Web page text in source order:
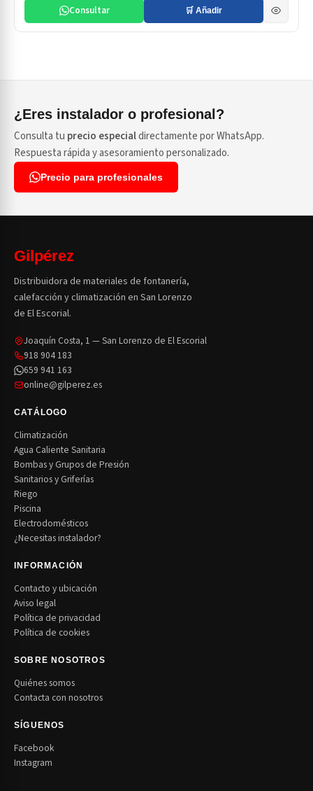
Consultar 🛒 Añadir
¿Eres instalador o profesional?
Consulta tu precio especialdirectamente por WhatsApp.
Respuesta rápida y asesoramiento personalizado.
Precio para profesionales
Gilpérez
Distribuidora de materiales de fontanería,
calefacción y climatización en San Lorenzo
de El Escorial.
Joaquín Costa, 1 — San Lorenzo de El Escorial
918 904 183
659 941 163
online@gilperez.es
CATÁLOGO
Climatización
Agua Caliente Sanitaria
Bombas y Grupos de Presión
Sanitarios y Griferías
Riego
Piscina
Electrodomésticos
¿Necesitas instalador?
INFORMACIÓN
Contacto y ubicación
Aviso legal
Política de privacidad
Política de cookies
SOBRE NOSOTROS
Quiénes somos
Contacta con nosotros
SÍGUENOS
Facebook
Instagram